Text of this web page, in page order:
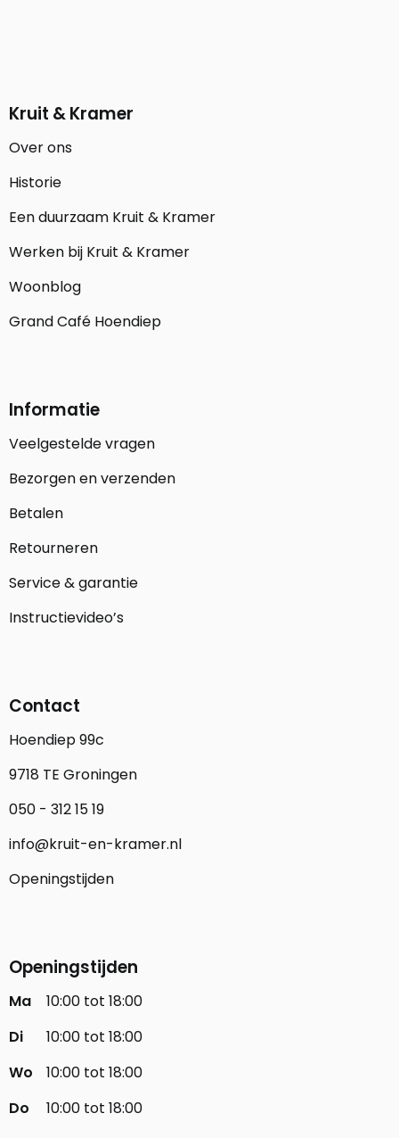
Kruit & Kramer
Over ons
Historie
Een duurzaam Kruit & Kramer
Werken bij Kruit & Kramer
Woonblog
Grand Café Hoendiep
Informatie
Veelgestelde vragen
Bezorgen en verzenden
Betalen
Retourneren
Service & garantie
Instructievideo’s
Contact
Hoendiep 99c
9718 TE Groningen
050 - 312 15 19
info@kruit-en-kramer.nl
Openingstijden
Openingstijden
Ma
10:00 tot 18:00
Di
10:00 tot 18:00
Wo
10:00 tot 18:00
Do
10:00 tot 18:00